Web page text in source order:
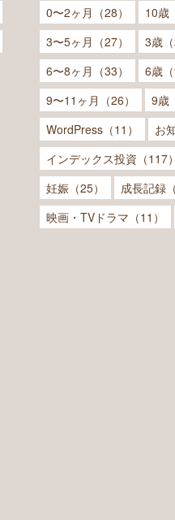
0〜2ヶ月（28） 10歳
3〜5ヶ月（27）
3歳（
6〜8ヶ月（33）
6歳（
9〜11ヶ月（26）
9歳
WordPress（11）
お
インデックス投資（117）
妊娠（25）
成長記録
映画・TVドラマ（11）